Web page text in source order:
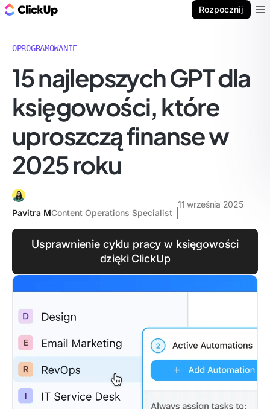
Rozpocznij
OPROGRAMOWANIE
15 najlepszych GPT dla
księgowości, które
uproszczą finanse w
2025 roku
Pavitra MContent Operations Specialist
11 września 2025
Usprawnienie cyklu pracy w księgowości
dzięki ClickUp